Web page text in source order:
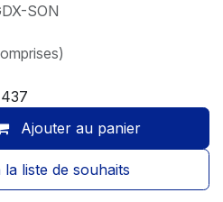
SON
Ajouter au panier
liste de souhaits